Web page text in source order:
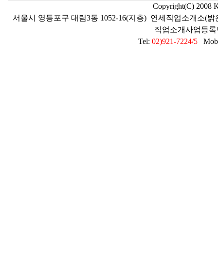
Copyright(C) 2008
서울시 영등포구 대림3동 1052-16(지층) 연세직업소개소(
직업소개사업등
Tel: 02)921-7224/5